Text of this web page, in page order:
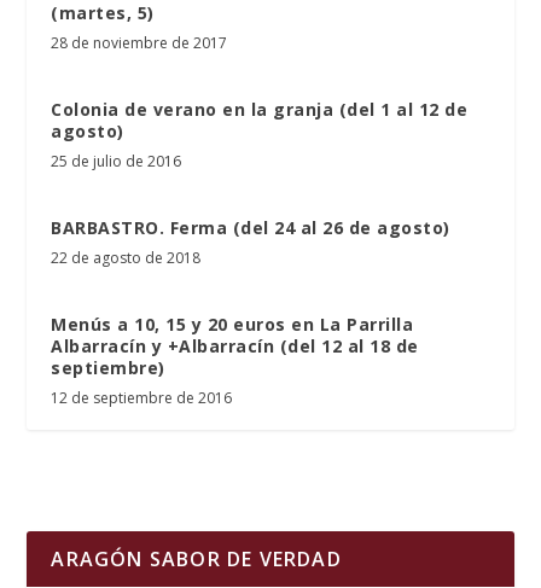
(martes, 5)
28 de noviembre de 2017
Colonia de verano en la granja (del 1 al 12 de
agosto)
25 de julio de 2016
BARBASTRO. Ferma (del 24 al 26 de agosto)
22 de agosto de 2018
Menús a 10, 15 y 20 euros en La Parrilla
Albarracín y +Albarracín (del 12 al 18 de
septiembre)
12 de septiembre de 2016
ARAGÓN SABOR DE VERDAD